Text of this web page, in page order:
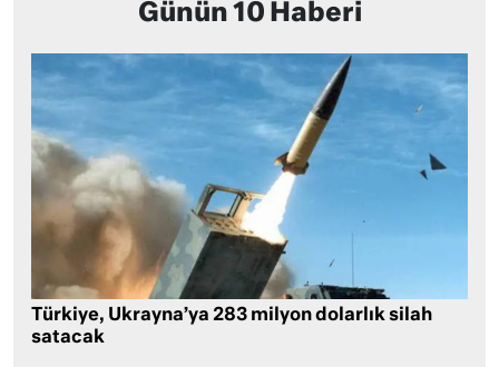
Günün 10 Haberi
Türkiye, Ukrayna’ya 283 milyon dolarlık silah
satacak